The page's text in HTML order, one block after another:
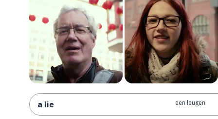
a lie een leugen